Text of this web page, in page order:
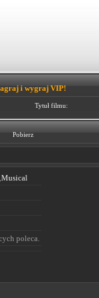
i wygraj VIP!
Tytuł filmu:
Pobierz
Musical
poleca.